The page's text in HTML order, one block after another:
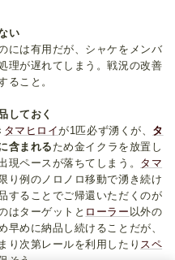
い
には有用だが、シャケをメンバ
理が遅れてしまう。戦況の改善
ること。
しておく
タマヒロイが1匹必ず湧くが、 タ
含まれる ため金イクラを放置し
現ペースが落ちてしまう。 タマ
り例のノロノロ移動で湧き続け
することでご帰還いただくのが
はターゲットと ローラー 以外の
早めに納品し続けることだが、
り次第レールを利用したり スペ